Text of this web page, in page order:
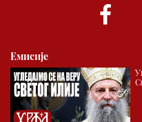
*најважније вести
Емисије